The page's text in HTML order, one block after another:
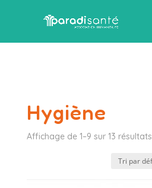
Hygiène
Affichage de 1–9 sur 13 résultats